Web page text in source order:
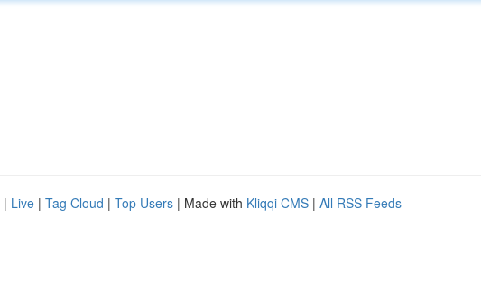
| Live | Tag Cloud | Top Users | Made with Kliqqi CMS | All RSS Feeds